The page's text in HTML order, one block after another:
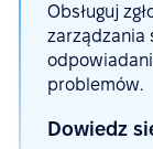
Obsługuj
zarządzania
problemów.
Dowiedz